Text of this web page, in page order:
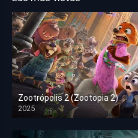
Zootrópolis 2 (Zootopia 2)
2025
HD 1080p